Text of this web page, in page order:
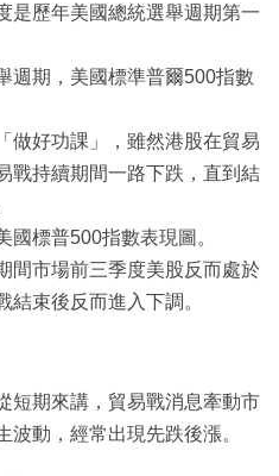
是歷年美國總統選舉週期第一
週期，美國標準普爾500指數
做好功課」，雖然港股在貿易
戰持續期間一路下跌，直到結
標普500指數表現圖。
間市場前三季度美股反而處於
結束後反而進入下調。
短期來講，貿易戰消息牽動市
動，經常出現先跌後漲。